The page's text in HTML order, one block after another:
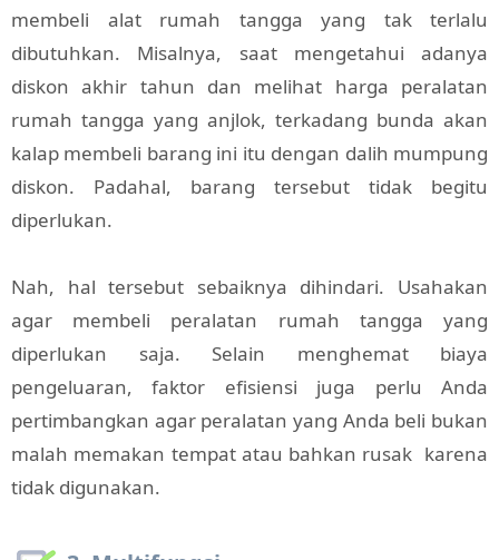
membeli alat rumah tangga yang tak terlalu
dibutuhkan. Misalnya, saat mengetahui adanya
diskon akhir tahun dan melihat harga peralatan
rumah tangga yang anjlok, terkadang bunda akan
kalap membeli barang ini itu dengan dalih mumpung
diskon. Padahal, barang tersebut tidak begitu
diperlukan.
Nah, hal tersebut sebaiknya dihindari. Usahakan
agar membeli peralatan rumah tangga yang
diperlukan saja. Selain menghemat biaya
pengeluaran, faktor efisiensi juga perlu Anda
pertimbangkan agar peralatan yang Anda beli bukan
malah memakan tempat atau bahkan rusak karena
tidak digunakan.